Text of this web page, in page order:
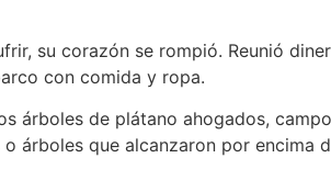
su corazón se rompió. Reunió
con comida y ropa.
árboles de plátano ahogados,
árboles que alcanzaron por